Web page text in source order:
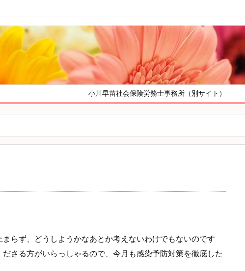
小川早苗社会保険労務士事務所（別サイト）
らず、どうしようかなあとか考えないわけでもないのです
さる方がいらっしゃるので、今月も感染予防対策を徹底した